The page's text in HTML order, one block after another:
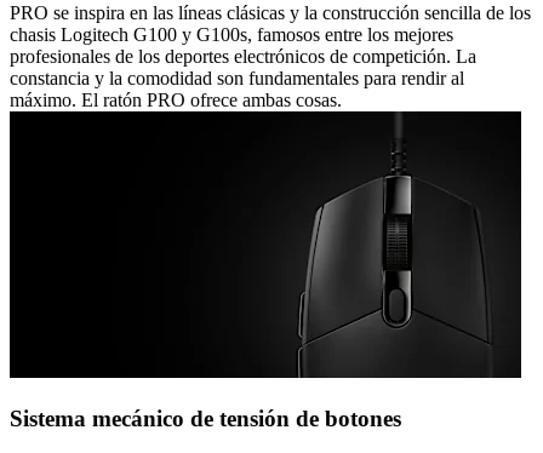
PRO se inspira en las líneas clásicas y la construcción sencilla de los
chasis Logitech G100 y G100s, famosos entre los mejores
profesionales de los deportes electrónicos de competición. La
constancia y la comodidad son fundamentales para rendir al
máximo. El ratón PRO ofrece ambas cosas.
Sistema mecánico de tensión de botones